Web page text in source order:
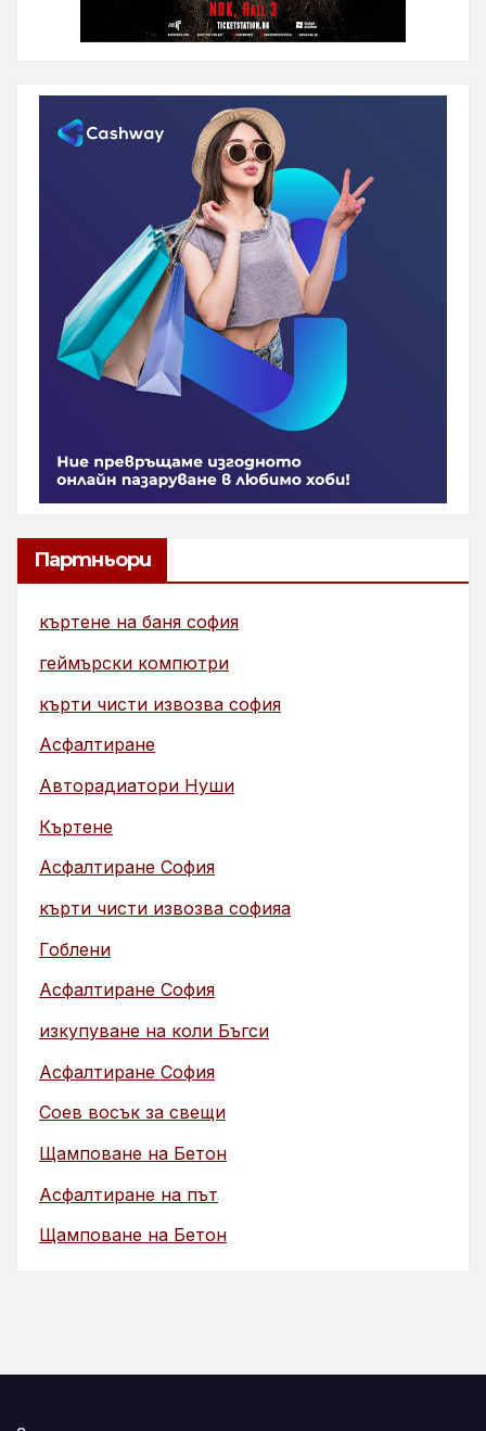
Партньори
къртене на баня софия
геймърски компютри
кърти чисти извозва софия
Асфалтиране
Авторадиатори Нуши
Къртене
Асфалтиране София
кърти чисти извозва софияа
Гоблени
Асфалтиране София
изкупуване на коли Бъгси
Асфалтиране София
Соев восък за свещи
Щамповане на Бетон
Асфалтиране на път
Щамповане на Бетон